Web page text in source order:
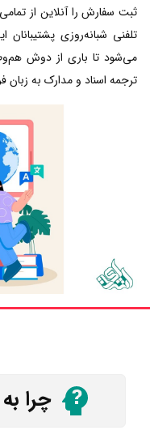
ثبت سفارش را آنلاین از
تلفنی شبانه‌روزی
می‌شود تا باری از دوش
ترجمه اسناد و مدارک به زبان
چرا